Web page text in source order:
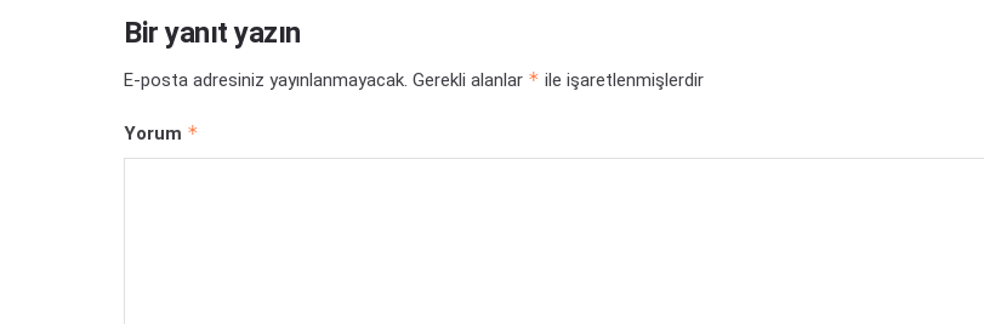
Bir yanıt yazın
E-posta adresiniz yayınlanmayacak. Gerekli alanlar * ile işaretlenmişlerdir
Yorum *